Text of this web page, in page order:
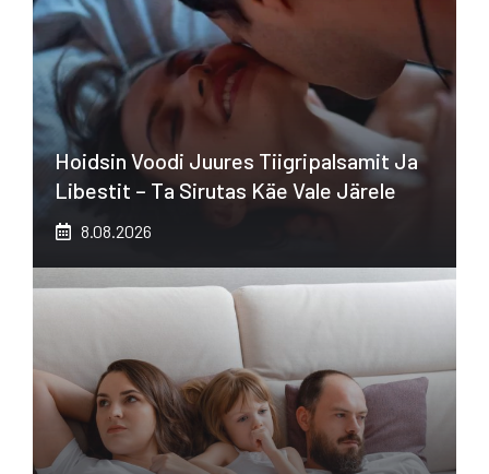
Hoidsin Voodi Juures Tiigripalsamit Ja
Libestit – Ta Sirutas Käe Vale Järele
8.08.2026